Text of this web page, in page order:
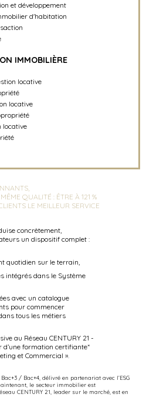
et développement
d'habitation
IMMOBILIÈRE
locative
locative
locative
QUALITÉ : ÊTRE À 121 %
LE MEILLEUR SERVICE
concrètement,
un dispositif complet :
quotidien sur le terrain,
intégrés dans le Système
avec un catalogue
pour commencer
tous les métiers
au Réseau CENTURY 21 -
d’une formation certifiante*
et Commercial ».
/ Bac+4, délivré en partenariat avec l’ESG
le secteur immobilier est
CENTURY 21, leader sur le marché, est en